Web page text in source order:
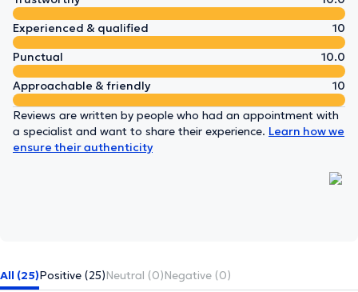
Experienced & qualified
10
Punctual
10.0
Approachable & friendly
10
Reviews are written by people who had an appointment with
a specialist and want to share their experience. Learn how we
ensure their authenticity
All (25)Positive (25)Neutral (0)Negative (0)